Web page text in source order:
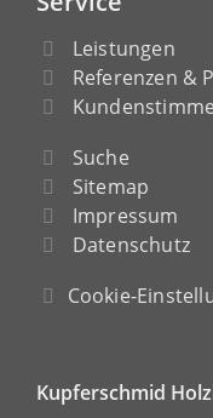
Leistungen
Referenzen &
Suche
Sitemap
Impressum
Datenschutz
Cookie-
Kupferschmid